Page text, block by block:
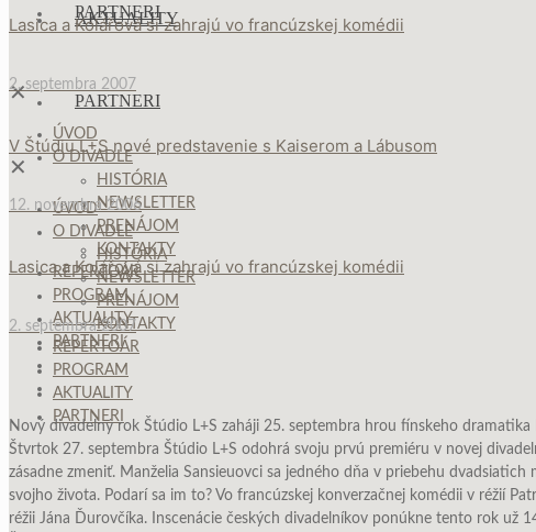
AKTUALITY
PARTNERI
✕
ÚVOD
O DIVADLE
HISTÓRIA
NEWSLETTER
PRENÁJOM
KONTAKTY
REPERTOÁR
PROGRAM
AKTUALITY
PARTNERI
PARTNERI
✕
ÚVOD
O DIVADLE
HISTÓRIA
NEWSLETTER
PRENÁJOM
KONTAKTY
REPERTOÁR
PROGRAM
AKTUALITY
PARTNERI
Lasica a Kolářová si zahrajú vo francúzskej komédii
2. septembra 2007
V Štúdiu L+S nové predstavenie s Kaiserom a Lábusom
12. novembra 2006
Lasica a Kolářová si zahrajú vo francúzskej komédii
2. septembra 2007
Nový divadelný rok Štúdio L+S zaháji 25. septembra hrou fínskeho
Štvrtok 27. septembra Štúdio L+S odohrá svoju prvú premiéru v novej
zásadne zmeniť. Manželia Sansieuovci sa jedného dňa v priebehu
svojho života. Podarí sa im to? Vo francúzskej konverzačnej komédii v réžií
réžii Jána Ďurovčíka. Inscenácie českých divadelníkov ponúkne tento rok už